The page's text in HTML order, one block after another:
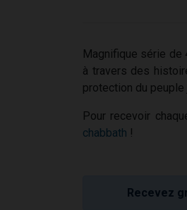
Magnifique série de
à travers des
protection du
Pour recevoir
chabbath !
Recevez